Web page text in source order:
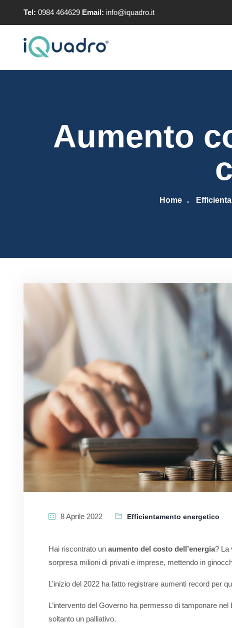
Tel: 0984 464629 Email: info@iquadro.it
Aumento
Home
8 Aprile 2022 Efficientamento energetico
Hai riscontrato un aumento del costo dell’energia? La
sorpresa milioni di privati e imprese, mettendo in
L’inizio del 2022 ha fatto registrare aumenti record per
L’intervento del Governo ha permesso di tamponare
soltanto un palliativo.